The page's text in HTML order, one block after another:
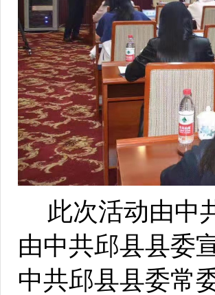
此次活动由中
由中共邱县县委
中共邱县县委常